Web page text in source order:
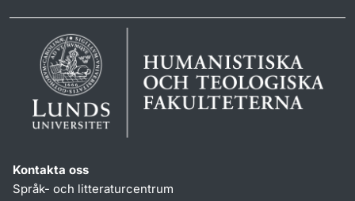
Kontakta oss
Språk- och litteraturcentrum